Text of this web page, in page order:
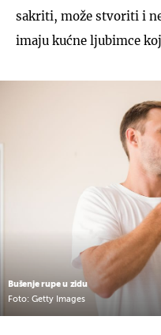
sakriti, može stvoriti i
imaju kućne ljubimce
Bušenje rupe u zidu
Foto: Getty Images